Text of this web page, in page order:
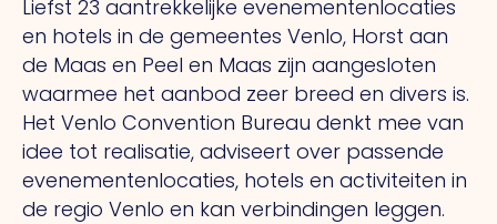
Liefst 23 aantrekkelijke evenementenlocaties
en hotels in de gemeentes Venlo, Horst aan
de Maas en Peel en Maas zijn aangesloten
waarmee het aanbod zeer breed en divers is.
Het Venlo Convention Bureau denkt mee van
idee tot realisatie, adviseert over passende
evenementenlocaties, hotels en activiteiten in
de regio Venlo en kan verbindingen leggen.